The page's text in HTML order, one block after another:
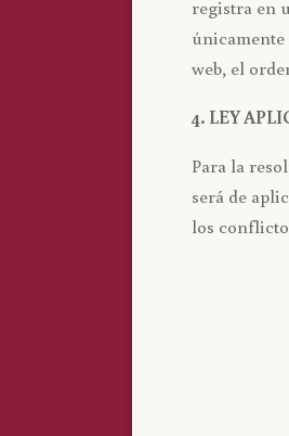
registra en
únicamente
web, el
4. LEY
Para la
será de
los